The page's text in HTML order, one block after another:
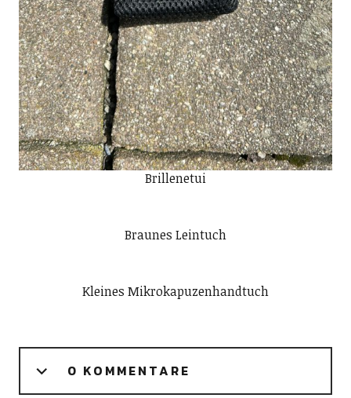
Brillenetui
Braunes Leintuch
Kleines Mikrokapuzenhandtuch
0 KOMMENTARE